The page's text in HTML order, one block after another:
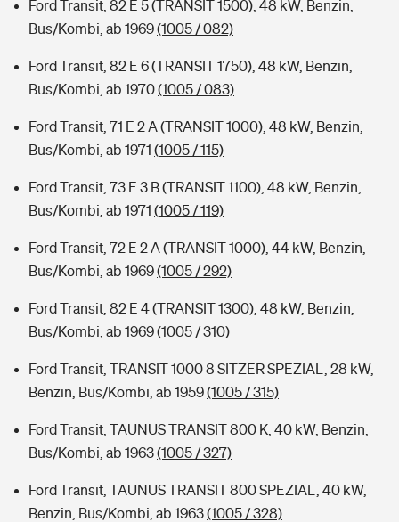
Ford Transit, 82 E 5 (TRANSIT 1500), 48 kW, Benzin,
Bus/Kombi, ab 1969(1005 / 082)
Ford Transit, 82 E 6 (TRANSIT 1750), 48 kW, Benzin,
Bus/Kombi, ab 1970(1005 / 083)
Ford Transit, 71 E 2 A (TRANSIT 1000), 48 kW, Benzin,
Bus/Kombi, ab 1971 (1005 / 115)
Ford Transit, 73 E 3 B (TRANSIT 1100), 48 kW, Benzin,
Bus/Kombi, ab 1971 (1005 / 119)
Ford Transit, 72 E 2 A (TRANSIT 1000), 44 kW, Benzin,
Bus/Kombi, ab 1969(1005 / 292)
Ford Transit, 82 E 4 (TRANSIT 1300), 48 kW, Benzin,
Bus/Kombi, ab 1969(1005 / 310)
Ford Transit, TRANSIT 1000 8 SITZER SPEZIAL, 28 kW,
Benzin, Bus/Kombi, ab 1959(1005 / 315)
Ford Transit, TAUNUS TRANSIT 800 K, 40 kW, Benzin,
Bus/Kombi, ab 1963(1005 / 327)
Ford Transit, TAUNUS TRANSIT 800 SPEZIAL, 40 kW,
Benzin, Bus/Kombi, ab 1963(1005 / 328)